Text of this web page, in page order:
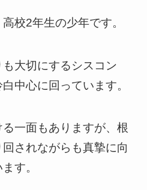
校2年生の少年です。
大切にするシスコン
中心に回っています。
一面もありますが、根
されながらも真摯に向
す。